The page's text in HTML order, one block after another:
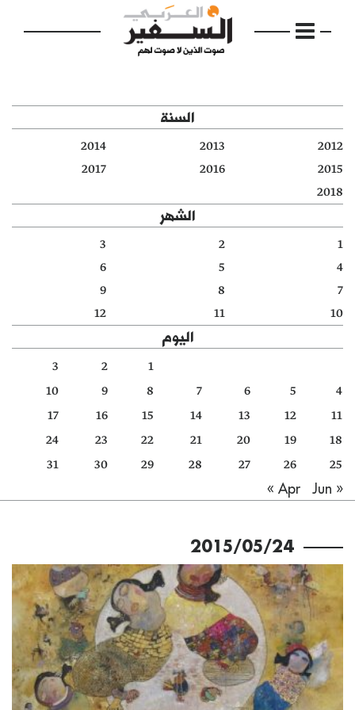
الرئيسية
مواضيع
دفاتر
الأرشيف
السنة
2012
2013
2014
2015
2016
2017
2018
الشهر
1
2
3
4
5
6
7
8
9
10
11
12
اليوم
1
2
3
4
5
6
7
8
9
10
11
12
13
14
15
16
17
18
19
20
21
22
23
24
25
26
27
28
29
30
31
« Apr
Jun »
2015/05/24